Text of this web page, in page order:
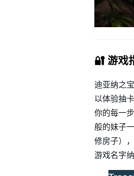
🔐 游戏
迪亚纳之
以体验抽
你的每一
般的妹子
修房子）
游戏名字